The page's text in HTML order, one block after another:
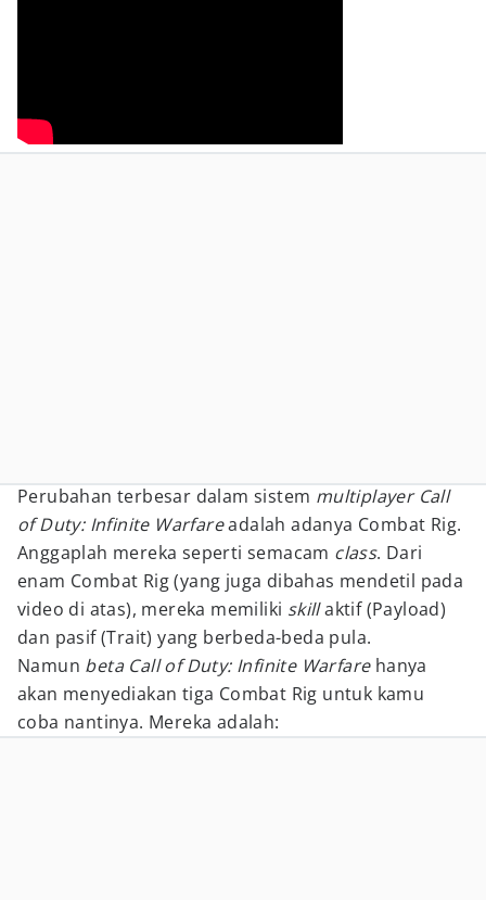
Perubahan terbesar dalam sistem multiplayer Call
of Duty: Infinite Warfareadalah adanya Combat Rig.
Anggaplah mereka seperti semacam class. Dari
enam Combat Rig (yang juga dibahas mendetil pada
video di atas), mereka memiliki skillaktif (Payload)
dan pasif (Trait) yang berbeda-beda pula.
Namun beta Call of Duty: Infinite Warfarehanya
akan menyediakan tiga Combat Rig untuk kamu
coba nantinya. Mereka adalah: